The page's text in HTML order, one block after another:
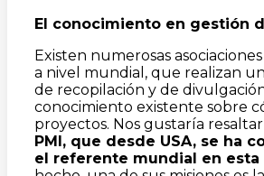
El conocimiento en gestión
Existen numerosas
a nivel mundial, que realizan
de recopilación y de
conocimiento existente sobre
proyectos. Nos gustaría
PMI, que desde USA, se ha
el referente mundial en esta